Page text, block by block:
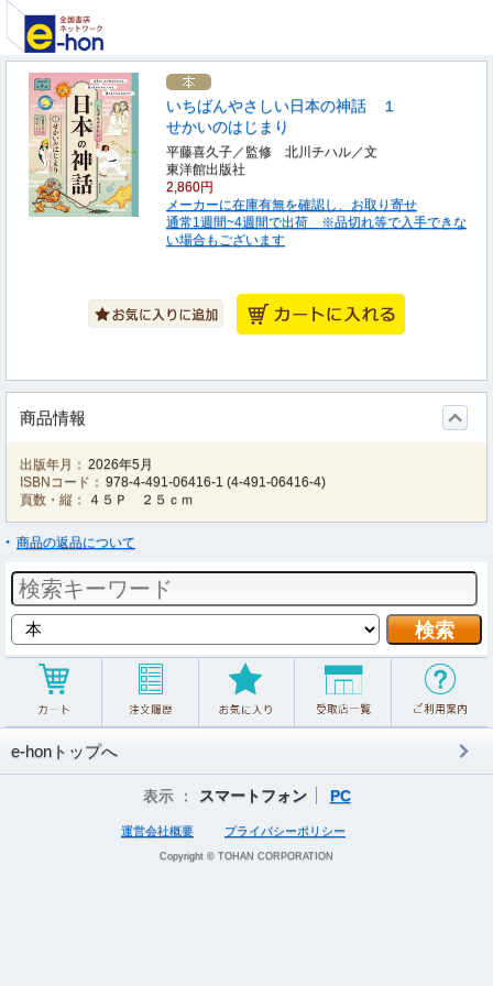
いちばんやさしい日本の神話 １
せかいのはじまり
平藤喜久子／監修 北川チハル／文
東洋館出版社
2,860円
メーカーに在庫有無を確認し、お取り寄せ
通常1週間~4週間で出荷 ※品切れ等で入手できな
い場合もございます
商品情報
出版年月： 2026年5月
ISBNコード： 978-4-491-06416-1 (4-491-06416-4)
頁数・縦：
４５Ｐ ２５ｃｍ
商品の返品について
e-honトップへ
表示 ： スマートフォン PC
運営会社概要 プライバシーポリシー
Copyright © TOHAN CORPORATION